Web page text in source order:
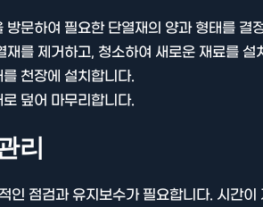
방문하여 필요한 단열재의 양과 형태를 결
재를 제거하고, 청소하여 새로운 재료를 설
천장에 설치합니다.
덮어 마무리합니다.
리
인 점검과 유지보수가 필요합니다. 시간이